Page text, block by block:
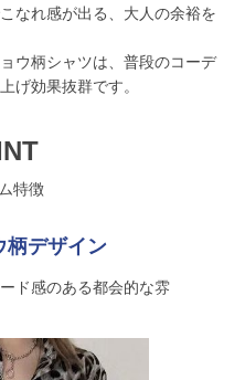
なれ感が出る、大人の余裕を
ウ柄シャツは、普段のコーデ
げ効果抜群です。
特徴
柄デザイン
ド感のある都会的な雰